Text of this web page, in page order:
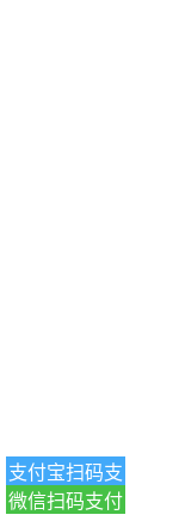
支付宝扫码支
付
微信扫码支付